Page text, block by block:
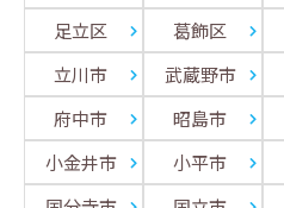
足立区
葛飾区
立川市
武蔵野市
府中市
昭島市
小金井市
小平市